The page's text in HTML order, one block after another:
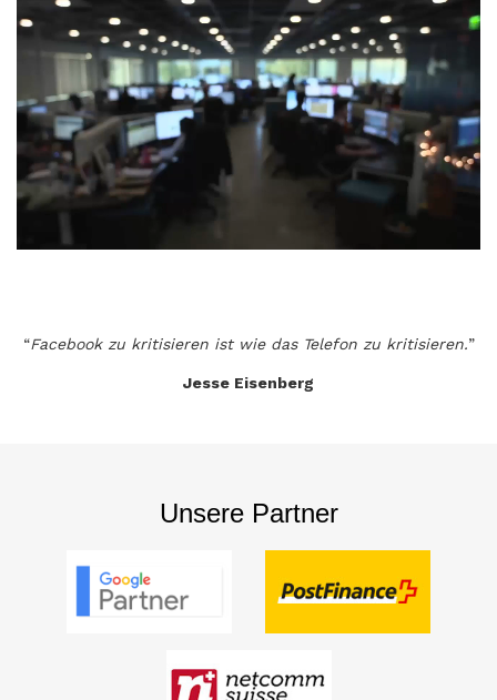
“Facebook zu kritisieren ist wie das Telefon zu kritisieren.”
Jesse Eisenberg
Unsere Partner